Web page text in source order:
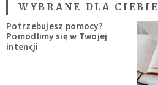
WYBRANE DLA CIEBIE
Potrzebujesz pomocy?
Pomodlimy się w Twojej
intencji